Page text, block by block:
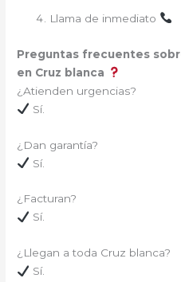
Llama de inmediato
Preguntas frecuentes
en Cruz blanca
¿Atienden urgencias?
Sí.
¿Dan garantía?
Sí.
¿Facturan?
Sí.
¿Llegan a toda Cruz blanca?
Sí.